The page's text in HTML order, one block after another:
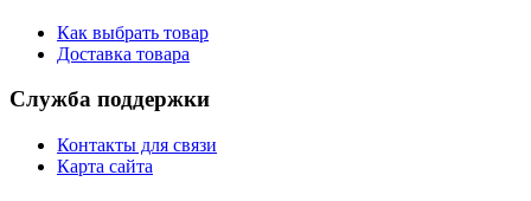
Как выбрать товар
Доставка товара
Служба поддержки
Контакты для связи
Карта сайта